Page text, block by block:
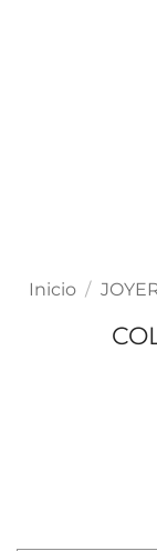
Inicio /